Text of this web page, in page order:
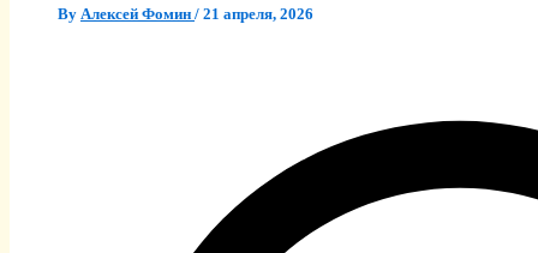
By Алексей Фомин / 21 апреля, 2026